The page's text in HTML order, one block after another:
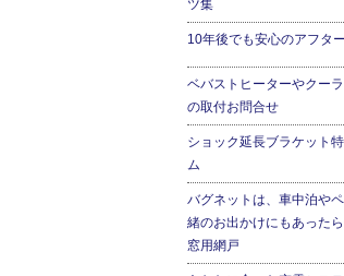
ランドクルーザー120プラド用イ
ランドクルーザー120プラド用の
インセクトスクリーンです。純
正グリルをカバーするように取
付けるカスタムパーツです。ラ
ランドクルー
ランドクル
VHGグリル
ランプも装着
ツ集
10年後でも安心のアフタ
ベバストヒーターやクー
の取付お問合せ
ショック延長ブラケット
ム
バグネットは、車中泊や
緒のお出かけにもあった
窓用網戸